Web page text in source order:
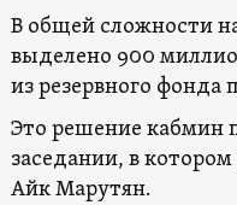
В общей сложности
выделено 900
из резервного фонда
Это решение кабмин
заседании, в
Айк Марутян.